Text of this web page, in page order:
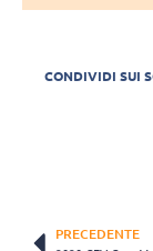
CONDIVIDI SUI
PRECEDENTE